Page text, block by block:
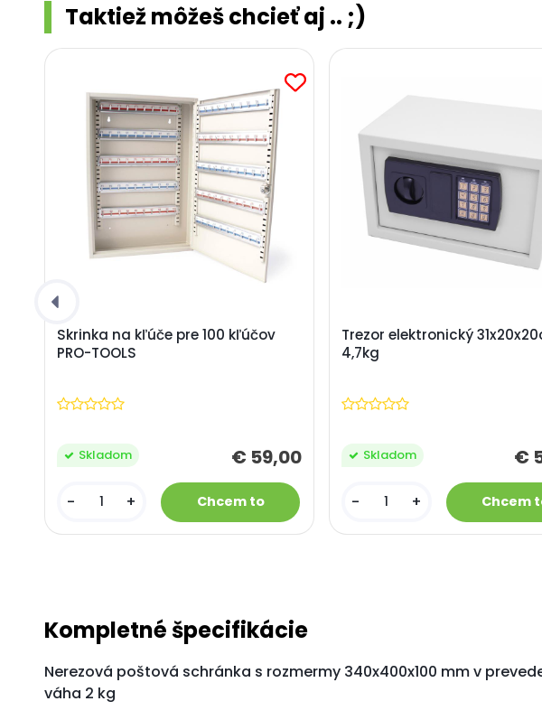
Taktiež môžeš chcieť aj .. ;)
Skrinka na kľúče pre 100 kľúčov
PRO-TOOLS
€ 59,00
Skladom
- +
Trezor elektronický
4,7kg
€
Skladom
- +
Kompletné špecifikácie
Nerezová poštová schránka s rozmermy 340x400x100 mm v
váha 2 kg